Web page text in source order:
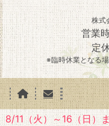
株式
営業
定
※臨時休業となる
8/11（火）～16（日）